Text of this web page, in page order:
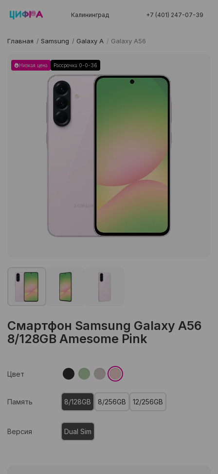
Калининград +7 (401) 247-07-39
Главная / Samsung / Galaxy A / Galaxy A56
Низкая цена Рассрочка 0-0-36
Смартфон Samsung Galaxy A56
8/128GB Amesome Pink
Цвет
Память 8/128GB 8/256GB 12/256GB
Версия Dual Sim